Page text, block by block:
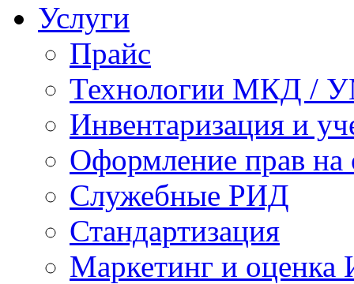
Услуги
Прайс
Технологии МКД /
Инвентаризация и
Оформление прав
Служебные РИД
Стандартизация
Маркетинг и оценка